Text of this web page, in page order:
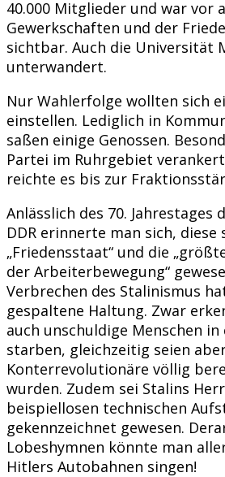
40.000 Mitglieder und war vor
Gewerkschaften und der
sichtbar. Auch die Universität
unterwandert.
Nur Wahlerfolge wollten sich
einstellen. Lediglich in
saßen einige Genossen.
Partei im Ruhrgebiet
reichte es bis zur
Anlässlich des 70. Jahrestages
DDR erinnerte man sich, diese
„Friedensstaat“ und die
der Arbeiterbewegung“
Verbrechen des Stalinismus
gespaltene Haltung. Zwar
auch unschuldige Menschen
starben, gleichzeitig seien
Konterrevolutionäre völlig
wurden. Zudem sei Stalins
beispiellosen technischen
gekennzeichnet gewesen.
Lobeshymnen könnte man
Hitlers Autobahnen singen!